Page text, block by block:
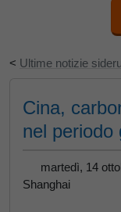
< Ultime notizie
Cina,
nel periodo
martedì, 14
Shanghai